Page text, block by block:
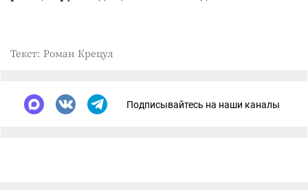
Текст: Роман Крецул
Подписывайтесь на наши каналы